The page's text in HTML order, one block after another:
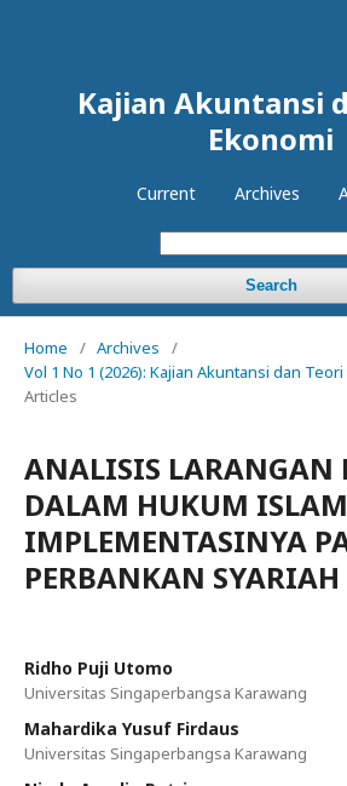
Kajian Akuntansi
Ekonomi
Current Archives
Search
Home / Archives
/
Vol 1 No 1 (2026): Kajian Akuntansi dan Teori
Articles
ANALISIS LARANGAN
DALAM HUKUM
IMPLEMENTASINYA
PERBANKAN SYARIAH
Ridho Puji Utomo
Universitas Singaperbangsa Karawang
Mahardika Yusuf Firdaus
Universitas Singaperbangsa Karawang